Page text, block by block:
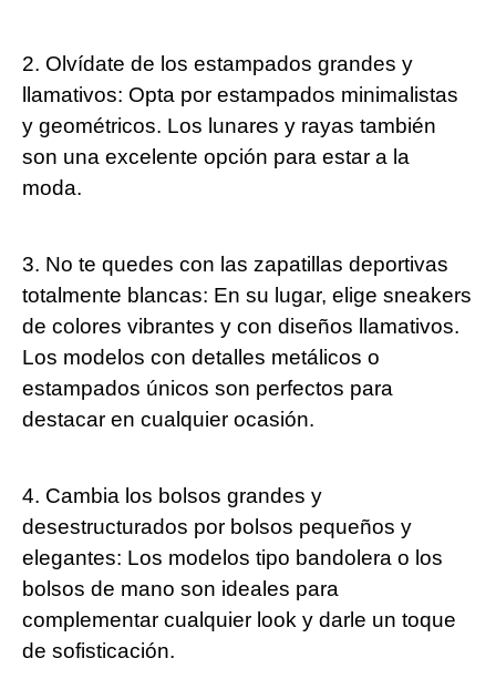
2. Olvídate de los estampados grandes y
llamativos: Opta por estampados minimalistas
y geométricos. Los lunares y rayas también
son una excelente opción para estar a la
moda.
3. No te quedes con las zapatillas deportivas
totalmente blancas: En su lugar, elige sneakers
de colores vibrantes y con diseños llamativos.
Los modelos con detalles metálicos o
estampados únicos son perfectos para
destacar en cualquier ocasión.
4. Cambia los bolsos grandes y
desestructurados por bolsos pequeños y
elegantes: Los modelos tipo bandolera o los
bolsos de mano son ideales para
complementar cualquier look y darle un toque
de sofisticación.